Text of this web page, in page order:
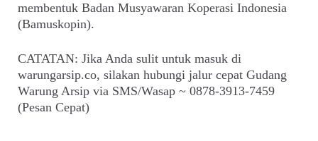
membentuk Badan Musyawaran Koperasi Indonesia
(Bamuskopin).
CATATAN: Jika Anda sulit untuk masuk di
warungarsip.co, silakan hubungi jalur cepat Gudang
Warung Arsip via SMS/Wasap ~ 0878-3913-7459
(Pesan Cepat)